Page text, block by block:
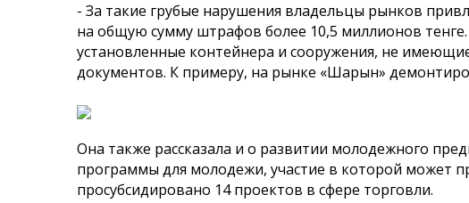
- За такие грубые нарушения владельцы рынков
на общую сумму штрафов более 10,5 миллионов
установленные контейнера и сооружения, не
документов. К примеру, на рынке «Шарын»
Она также рассказала и о развитии молодежного
программы для молодежи, участие в которой может
просубсидировано 14 проектов в сфере торговли.